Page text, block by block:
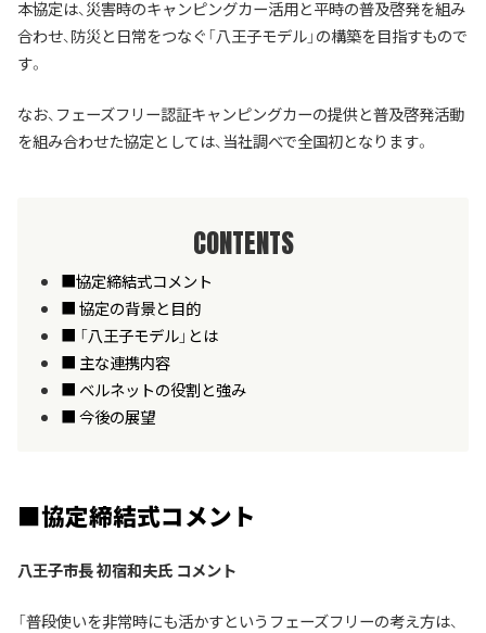
本協定は、災害時のキャンピングカー活用と平時の普及啓発を組み
合わせ、防災と日常をつなぐ「八王子モデル」の構築を目指すもので
す。
なお、フェーズフリー認証キャンピングカーの提供と普及啓発活動
を組み合わせた協定としては、当社調べで全国初となります。
CONTENTS
■協定締結式コメント
■ 協定の背景と目的
■ 「八王子モデル」とは
■ 主な連携内容
■ ベルネットの役割と強み
■ 今後の展望
■協定締結式コメント
八王子市長 初宿和夫氏 コメント
「普段使いを非常時にも活かすというフェーズフリーの考え方は、